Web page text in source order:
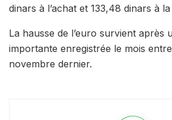
dinars à l’achat et 133,48 dinars à
La hausse de l’euro survient après
importante enregistrée le mois
novembre dernier.